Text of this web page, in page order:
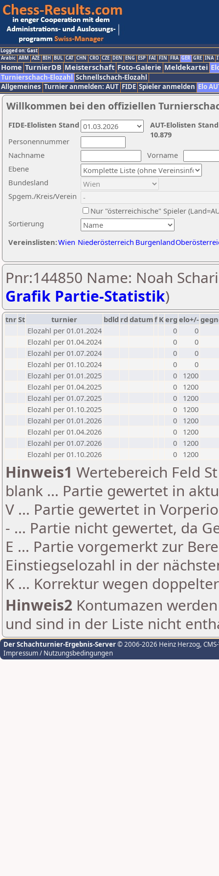
Logged on: Gast
Arabic ARM AZE BIH BUL CAT CHN CRO CZE DEN ENG ESP FAI FIN FRA GER GRE INA
Home TurnierDB Meisterschaft Foto-Galerie Meldekartei
Turnierschach-Elozahl Schnellschach-Elozahl
Allgemeines Turnier anmelden: AUT FIDE Spieler anmelden Elo
Willkommen bei den offiziellen
Nachname
Vorname
Ebene
Sortierung
Personennummer
Bundesland
Spgem./Kreis/Verein
Nur "österreichische" Spieler
Vereinslisten:Wien Niederösterreich Burgenland
AUT-Elolisten
10.879
FIDE-Elolisten Stand
Pnr:144850 Name: Noah
Grafik Partie-Statistik)
tnrSt turnier bdld rd datumf Kerg elo+/-
Elozahl per 01.01.2024
0
0
Elozahl per 01.04.2024
0
0
Elozahl per 01.07.2024
0
0
Elozahl per 01.10.2024
0
0
Elozahl per 01.01.2025
0
1200
Elozahl per 01.04.2025
0
1200
Elozahl per 01.07.2025
0
1200
Elozahl per 01.10.2025
0
1200
Elozahl per 01.01.2026
0
1200
Elozahl per 01.04.2026
0
1200
Elozahl per 01.07.2026
0
1200
Elozahl per 01.10.2026
0 1200
Hinweis1 Wertebereich Feld
blank ... Partie gewertet in
V ... Partie gewertet in
- ... Partie nicht gewertet, da
E ... Partie vorgemerkt zur
Einstiegselozahl in der
K ... Korrektur wegen
Hinweis2 Kontumazen
und sind in der Liste nicht
Der Schachturnier-Ergebnis-Server© 2006-2026 Heinz Herzog,
Impressum / Nutzungsbedingungen